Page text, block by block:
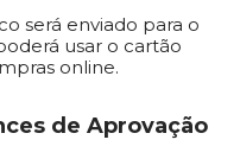
será enviado para o
usar o cartão
online.
de Aprovação